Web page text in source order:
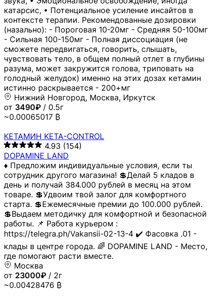
катарсис, • Потенциальное усиление инсайтов в
контексте терапии. Рекомендованные дозировки
(назально): - Пороговая 10-20мг - Средняя 50-100мг
- Сильная 100-150мг - Полная диссоциация (не
сможете передвигаться, говорить, слышать,
чувствовать тело, в общем полный отлет в глубины
разума, может закружится голова, триповать на
голодный желудок) именно на этих дозах кетамин
истинно раскрывается - 200+мг
Нижний Новгород, Москва, Иркутск
от 3490₽ / 0.5г
~0.00065017 ₿
КЕТАМИН KETA-CONTROL
4.93 (154)
DOPAMINE LAND
♦️ Предложим индивидуальные условия, если ты
сотрудник другого магазина! 💲Делай 5 кладов в
день и получай 384.000 рублей в месяц на этом
товаре. 💲Удвоим твой залог для комфортного
старта. 💲Ежемесячные премии до 100.000 рублей.
💲Выдаем методичку для комфортной и безопасной
работы. 📌 Работа курьером :
https://telegra.ph/Vakansii-02-13-4 ✔️ Фасовка .01 -
клады в центре города. 🌈 DOPAMINE LAND - Место,
где помогают расти вместе.
Москва
от 23000₽ / 2г
~0.00428476 ₿